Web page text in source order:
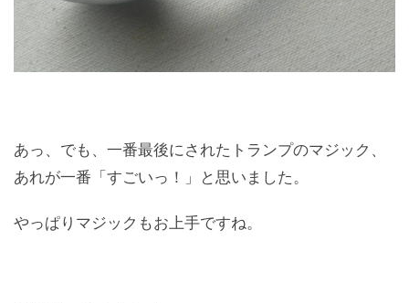
あっ、でも、一番最後にされたトランプのマジック、
あれが一番「すごいっ！」と思いました。
やっぱりマジックもお上手ですね。